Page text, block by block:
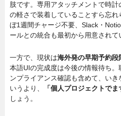
肢です。専用アタッチメントで時
の軽さで装着していることすら忘
ぼ1週間チャージ不要、Slack・
ールとの統合も最初から用意されて
一方で、現状は海外発の早期予約段
本語UIの完成度は今後の情報待ち
ンプライアンス確認も含めて、い
いうより、
「個人プロジェクトでま
しょう。